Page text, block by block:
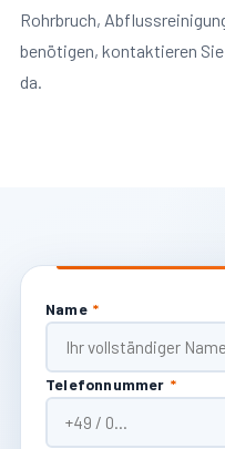
Rohrbruch,
benötigen, kontaktieren
da.
Name *
Telefonnummer *